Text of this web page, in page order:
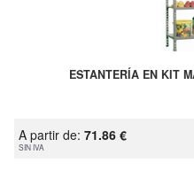
ESTANTERÍA EN KIT
A partir de: 71.86 €
SIN IVA